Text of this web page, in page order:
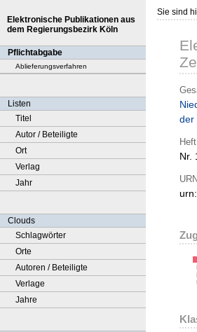
Elektronische Publikationen aus
dem Regierungsbezirk Köln
Pflichtabgabe
Ablieferungsverfahren
Listen
Titel
Autor / Beteiligte
Ort
Verlag
Jahr
Clouds
Schlagwörter
Orte
Autoren / Beteiligte
Verlage
Jahre
Sie sind
der
Heft
Nr.
URN